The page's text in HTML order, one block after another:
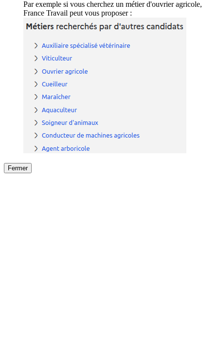
Par exemple si vous cherchez un métier d'ouvrier agricole,
France Travail peut vous proposer :
Fermer